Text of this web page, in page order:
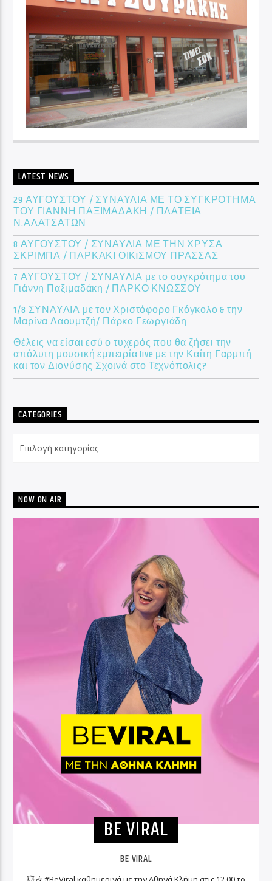
LATEST NEWS
29 ΑΥΓΟΥΣΤΟΥ / ΣΥΝΑΥΛΙΑ ΜΕ ΤΟ ΣΥΓΚΡΟΤΗΜΑ
ΤΟΥ ΓΙΑΝΝΗ ΠΑΞΙΜΑΔΑΚΗ / ΠΛΑΤΕΙΑ
Ν.ΑΛΑΤΣΑΤΩΝ
8 ΑΥΓΟΥΣΤΟΥ / ΣΥΝΑΥΛΙΑ ΜΕ ΤΗΝ ΧΡΥΣΑ
ΣΚΡΙΜΠΑ / ΠΑΡΚΑΚΙ ΟΙΚIΣΜΟΥ ΠΡΑΣΣΑΣ
7 ΑΥΓΟΥΣΤΟΥ / ΣΥΝΑΥΛΙΑ με το συγκρότημα του
Γιάννη Παξιμαδάκη / ΠΑΡΚΟ ΚΝΩΣΣΟΥ
1/8 ΣΥΝΑΥΛΙΑ με τον Χριστόφορο Γκόγκολο & την
Μαρίνα Λαουμτζή/ Πάρκο Γεωργιάδη
Θέλεις να είσαι εσύ ο τυχερός που θα ζήσει την
απόλυτη μουσική εμπειρία live με την Καίτη Γαρμπή
και τον Διονύσης Σχοινά στο Τεχνόπολις?
CATEGORIES
NOW ON AIR
BE VIRAL
BE VIRAL